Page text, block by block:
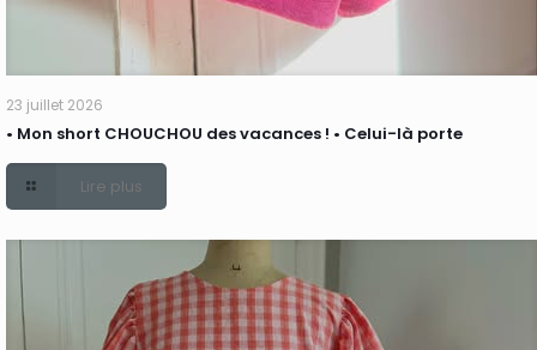
23 juillet 2026
• Mon short CHOUCHOU des vacances ! • Celui-là porte
Lire plus